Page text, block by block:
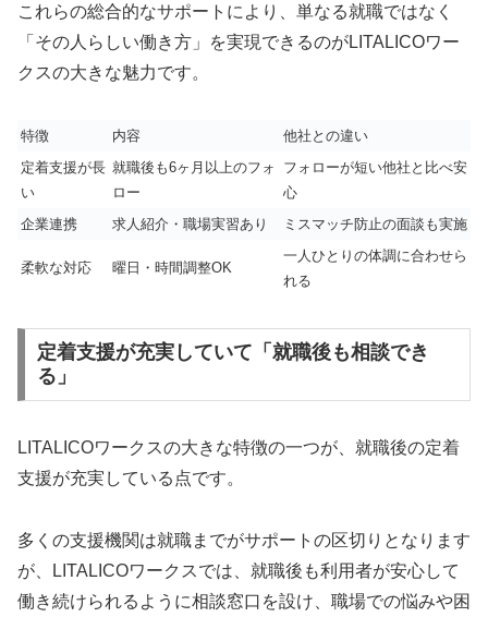
これらの総合的なサポートにより、単なる就職ではなく
「その人らしい働き方」を実現できるのがLITALICOワー
クスの大きな魅力です。
特徴 内容
他社との違い
定着支援が長
い
就職後も6ヶ月以上のフォ
ロー
フォローが短い他社と比べ安
心
企業連携
求人紹介・職場実習あり ミスマッチ防止の面談も実施
柔軟な対応 曜日・時間調整OK
一人ひとりの体調に合わせら
れる
定着支援が充実していて「就職後も相談でき
る」
LITALICOワークスの大きな特徴の一つが、就職後の定着
支援が充実している点です。
多くの支援機関は就職までがサポートの区切りとなります
が、LITALICOワークスでは、就職後も利用者が安心して
働き続けられるように相談窓口を設け、職場での悩みや困